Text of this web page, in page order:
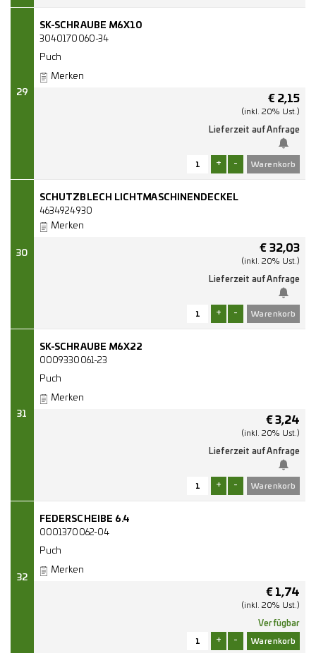
29
SK-SCHRAUBE M6X10
3040170060-34
Puch
Merken
€ 2,15
(inkl. 20% Ust.)
Lieferzeit auf Anfrage
+ -
30
SCHUTZBLECH LICHTMASCHINENDECKEL
4634924930
Merken
€ 32,03
(inkl. 20% Ust.)
Lieferzeit auf Anfrage
+ -
31
SK-SCHRAUBE M6X22
0009330061-23
Puch
Merken
€ 3,24
(inkl. 20% Ust.)
Lieferzeit auf Anfrage
+ -
32
FEDERSCHEIBE 6.4
0001370062-04
Puch
Merken
€ 1,74
(inkl. 20% Ust.)
Verfügbar
+ -